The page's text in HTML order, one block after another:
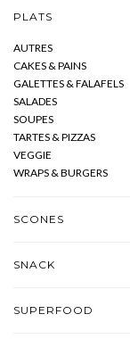
PLATS
AUTRES
CAKES & PAINS
GALETTES & FALAFELS
SALADES
SOUPES
TARTES & PIZZAS
VEGGIE
WRAPS & BURGERS
SCONES
SNACK
SUPERFOOD